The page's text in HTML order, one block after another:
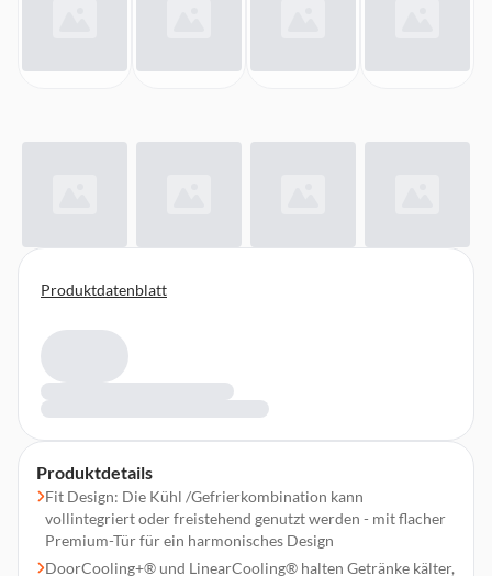
Produktdetails
Fit Design: Die Kühl /Gefrierkombination kann
vollintegriert oder freistehend genutzt werden - mit flacher
Premium-Tür für ein harmonisches Design
DoorCooling+® und LinearCooling® halten Getränke kälter,
Produktdatenblatt